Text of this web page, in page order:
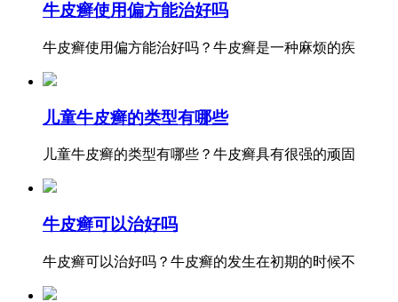
牛皮癣使用偏方能治好吗
牛皮癣使用偏方能治好吗？牛皮癣是一种麻烦的疾
儿童牛皮癣的类型有哪些
儿童牛皮癣的类型有哪些？牛皮癣具有很强的顽固
牛皮癣可以治好吗
牛皮癣可以治好吗？牛皮癣的发生在初期的时候不